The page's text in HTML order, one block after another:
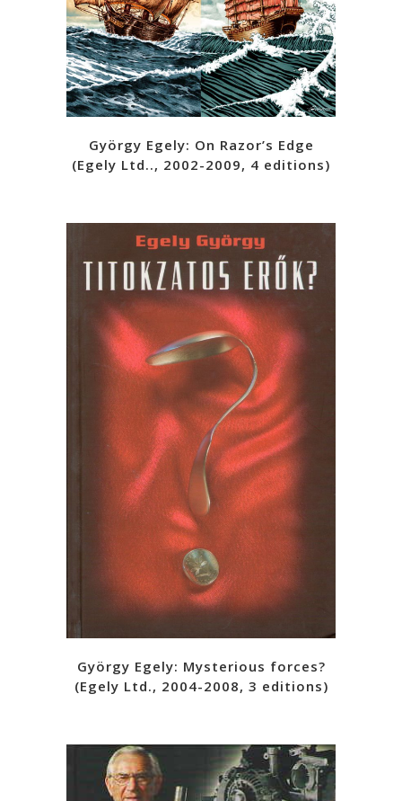
György Egely: On Razor’s Edge
(Egely Ltd.., 2002-2009, 4 editions)
György Egely: Mysterious forces?
(Egely Ltd., 2004-2008, 3 editions)